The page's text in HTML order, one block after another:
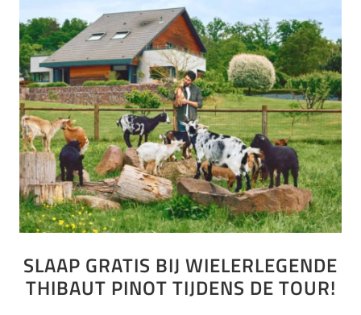
SLAAP GRATIS BIJ WIELERLEGENDE
THIBAUT PINOT TIJDENS DE TOUR!